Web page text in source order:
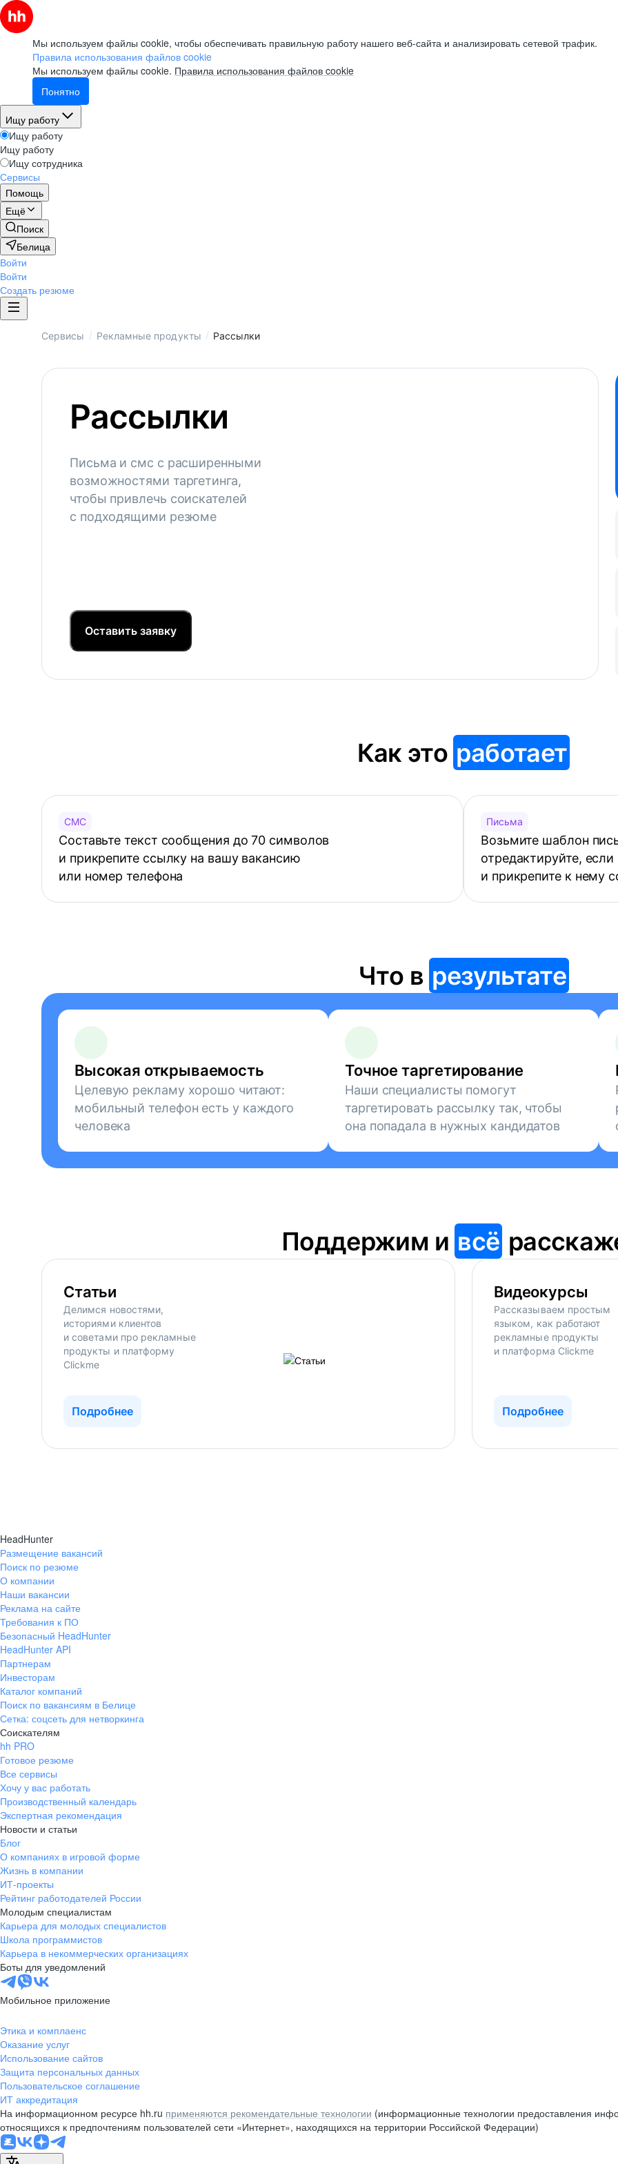
Мы используем файлы cookie, чтобы обеспечивать правильную работу нашего веб-сайта и анализировать сетевой трафик.
Правила использования файлов cookie
Мы используем файлы cookie. Правила использования файлов cookie
Понятно
Ищу работу
Ищу работу
Ищу работу
Ищу сотрудника
Сервисы
Помощь
Ещё
Поиск
Белица
Войти
Войти
Создать резюме
Сервисы / Рекламные продукты / Рассылки
Рассылки
Письма и смс с расширенными
возможностями таргетинга,
чтобы привлечь соискателей
с подходящими резюме
Оставить заявку
Как это работает
СМС
Составьте текст сообщения до 70 символов
и прикрепите ссылку на вашу вакансию
или номер телефона
Письма
Возьмите шаблон
отредактируйте,
и прикрепите к нему
Что в результате
Высокая открываемость
Целевую рекламу хорошо читают:
мобильный телефон есть у каждого
человека
Точное таргетирование
Наши специалисты помогут
таргетировать рассылку так, чтобы
она попадала в нужных кандидатов
Поддержим и всё
Статьи
Делимся новостями,
историями клиентов
и советами про рекламные
продукты и платформу
Clickme
Подробнее
Видеокурсы
Рассказываем простым
языком, как работают
рекламные продукты
и платформа Clickme
Подробнее
HeadHunter
Размещение вакансий
Поиск по резюме
О компании
Наши вакансии
Реклама на сайте
Требования к ПО
Безопасный HeadHunter
HeadHunter API
Партнерам
Инвесторам
Каталог компаний
Поиск по вакансиям в Белице
Сетка: соцсеть для нетворкинга
Соискателям
hh PRO
Готовое резюме
Все сервисы
Хочу у вас работать
Производственный календарь
Экспертная рекомендация
Новости и статьи
Блог
О компаниях в игровой форме
Жизнь в компании
ИТ-проекты
Рейтинг работодателей России
Молодым специалистам
Карьера для молодых специалистов
Школа программистов
Карьера в некоммерческих организациях
Боты для уведомлений
Мобильное приложение
Этика и комплаенс
Оказание услуг
Использование сайтов
Защита персональных данных
Пользовательское соглашение
ИТ аккредитация
На информационном ресурсе hh.ru применяются рекомендательные технологии (информационные технологии предоставления
относящихся к предпочтениям пользователей сети «Интернет», находящихся на территории Российской Федерации)